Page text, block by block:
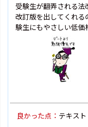
受験生が翻弄される
改訂版を出してくれる
験生にもやさしい低価
良かった点： テキス